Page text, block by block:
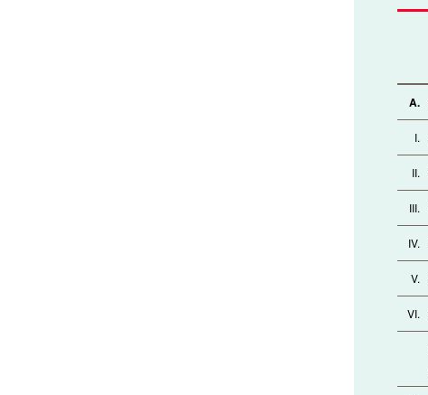
A.
I.
II.
III.
IV.
V.
VI.